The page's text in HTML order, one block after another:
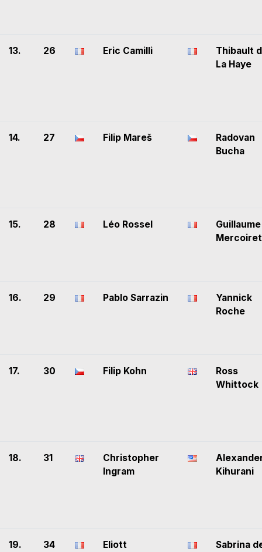
13. 26 Eric Camilli
Thibault
La Haye
14. 27 Filip Mareš
Radovan
Bucha
15. 28 Léo Rossel
Guillaume
Mercoiret
16. 29 Pablo Sarrazin
Yannick
Roche
17. 30 Filip Kohn
Ross
Whittock
18. 31
Christopher
Ingram
Kihurani
19. 34
Eliott
Sabrina